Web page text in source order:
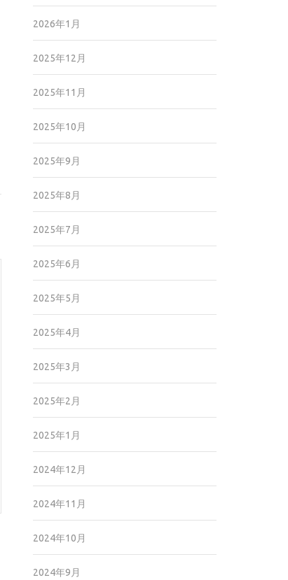
2026年1月
2025年12月
2025年11月
2025年10月
2025年9月
2025年8月
2025年7月
2025年6月
2025年5月
2025年4月
2025年3月
2025年2月
2025年1月
2024年12月
2024年11月
2024年10月
2024年9月